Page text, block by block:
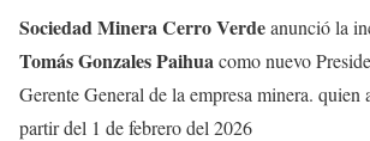
Sociedad Minera Cerro Verdeanunció la
Tomás Gonzales Paihuacomo nuevo
Gerente General de la empresa minera. quien
partir del 1 de febrero del 2026